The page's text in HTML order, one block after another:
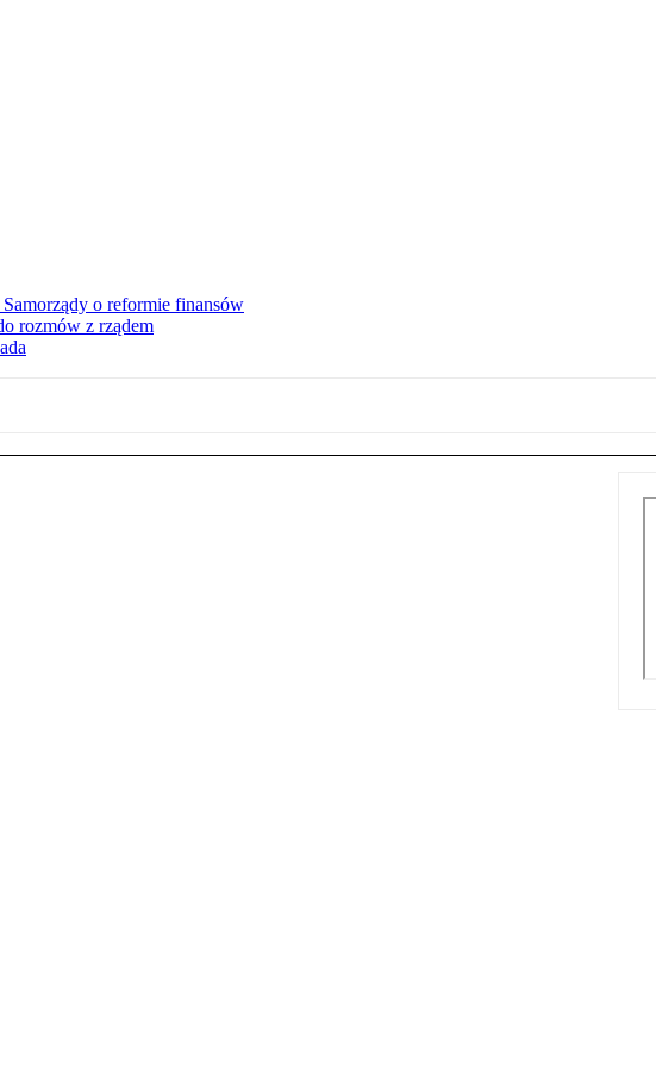
o reformie finansów
rozmów z rządem